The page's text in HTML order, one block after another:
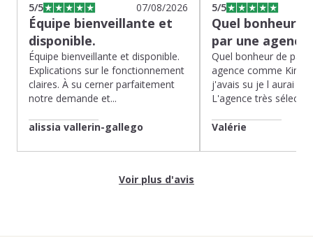
5/5 07/08/2026
Équipe bienveillante et
disponible.
Équipe bienveillante et disponible.
Explications sur le fonctionnement
claires. À su cerner parfaitement
notre demande et...
alissia vallerin-gallego
5/5
Quel bonheur
par une
Quel bonheur de
agence comme
j'avais su je l aurai
L'agence très
Valérie
Voir plus d'avis